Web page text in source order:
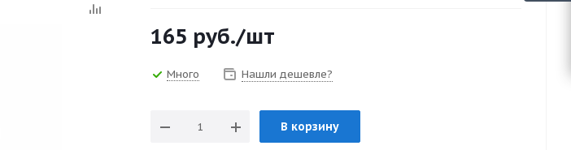
165 руб./шт
Много Нашли дешевле?
В корзину